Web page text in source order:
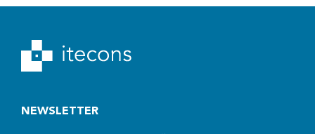
NEWSLETTER